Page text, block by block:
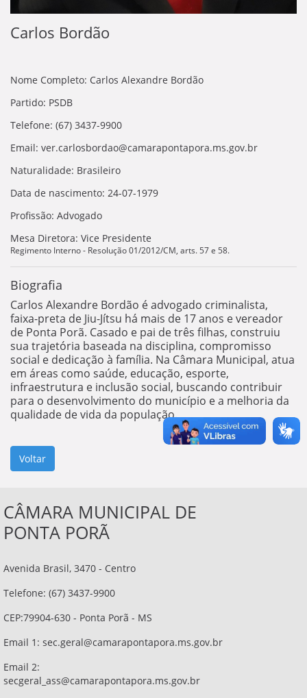
Carlos Bordão
Nome Completo: Carlos Alexandre Bordão
Partido: PSDB
Telefone: (67) 3437-9900
Email: ver.carlosbordao@camarapontapora.ms.gov.br
Naturalidade: Brasileiro
Data de nascimento: 24-07-1979
Profissão: Advogado
Mesa Diretora: Vice Presidente
Regimento Interno - Resolução 01/2012/CM, arts. 57 e 58.
Biografia
Carlos Alexandre Bordão é advogado criminalista,
faixa-preta de Jiu-Jítsu há mais de 17 anos e vereador
de Ponta Porã. Casado e pai de três filhas, construiu
sua trajetória baseada na disciplina, compromisso
social e dedicação à família. Na Câmara Municipal, atua
em áreas como saúde, educação, esporte,
infraestrutura e inclusão social, buscando contribuir
para o desenvolvimento do município e a melhoria da
qualidade de vida da população.
CÂMARA MUNICIPAL DE
PONTA PORÃ
Avenida Brasil, 3470 - Centro
Telefone: (67) 3437-9900
CEP:79904-630 - Ponta Porã - MS
Email 1: sec.geral@camarapontapora.ms.gov.br
Email 2:
secgeral_ass@camarapontapora.ms.gov.br